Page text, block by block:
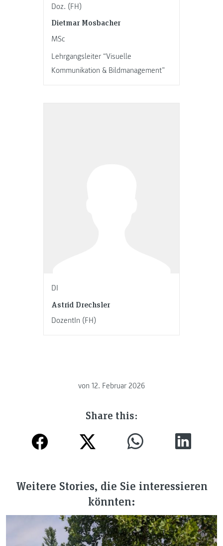
Doz. (FH)
Dietmar Mosbacher
MSc
Lehrgangsleiter “Visuelle
Kommunikation & Bildmanagement”
DI
Astrid Drechsler
DozentIn (FH)
von 12. Februar 2026
Share this:
Weitere Stories, die Sie interessieren
könnten: